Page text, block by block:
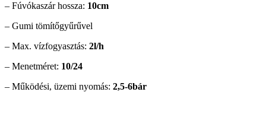
– Fúvókaszár hossza: 10cm
– Gumi tömítőgyűrűvel
– Max. vízfogyasztás: 2l/h
– Menetméret: 10/24
– Működési, üzemi nyomás: 2,5-6bár